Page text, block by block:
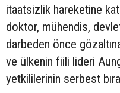
itaatsizlik hareketine
doktor, mühendis,
darbeden önce
ve ülkenin fiili lideri
yetkililerinin serbest